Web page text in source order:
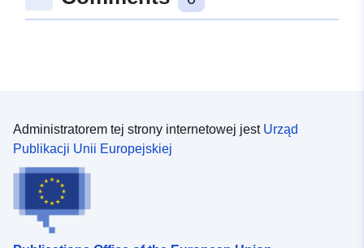
Administratorem tej strony internetowej jest Urząd
Publikacji Unii Europejskiej